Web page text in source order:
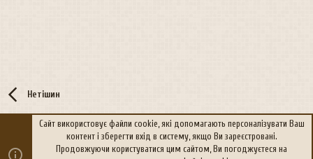
Нетішин
Політика конфіденційності Дoпoмoга
Сайт використовує файли cookie, які допомагають персоналізувати Ваш
контент і зберегти вхід в систему, якщо Ви зареєстровані.
Продовжуючи користуватися цим сайтом, Ви погоджуєтеся на